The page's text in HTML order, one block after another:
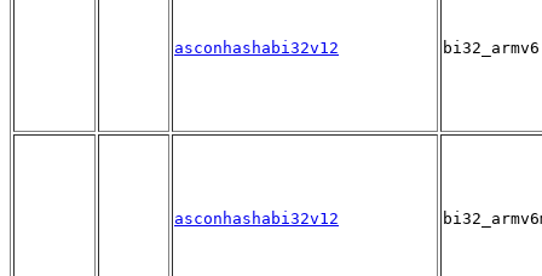
asconhashabi32v12 bi32_armv6
asconhashabi32v12